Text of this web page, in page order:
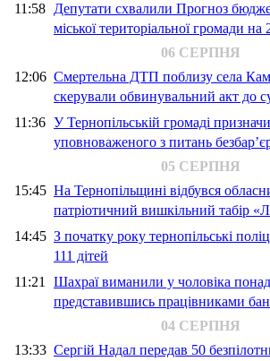
11:58 Депутати схвалили Прогноз
міської територіальної громади
06 СЕРПНЯ
12:06 Смертельна ДТП поблизу села
скерували обвинувальний акт до
11:36 У Тернопільській громаді
уповноваженого з питань
05 СЕРПНЯ
15:45 На Тернопільщині відбувся
патріотичний вишкільний табір
14:45 З початку року тернопільські
111 дітей
11:21 Шахраї виманили у чоловіка
представившись працівниками
04 СЕРПНЯ
13:33 Сергій Надал передав 50